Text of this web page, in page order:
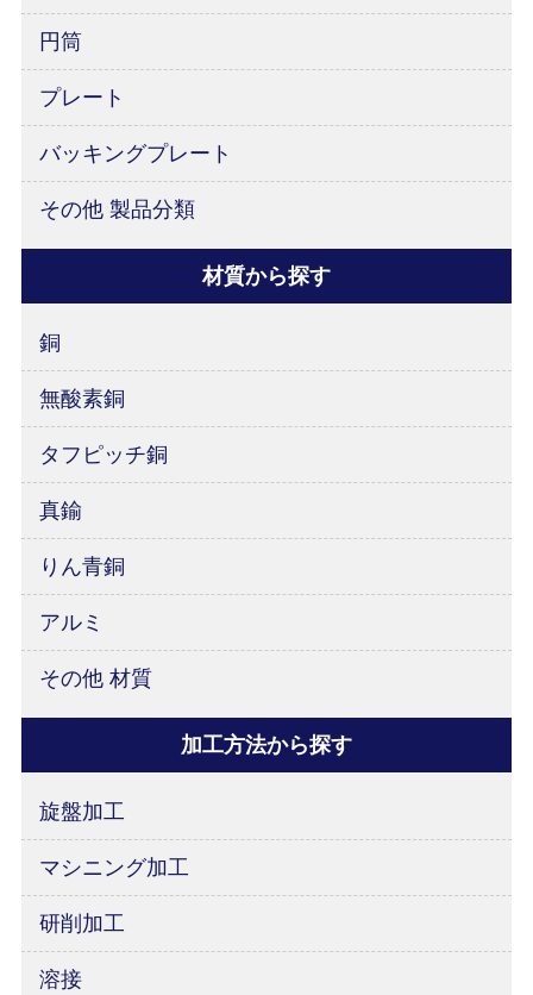
円筒
プレート
バッキングプレート
その他 製品分類
材質から探す
銅
無酸素銅
タフピッチ銅
真鍮
りん青銅
アルミ
その他 材質
加工方法から探す
旋盤加工
マシニング加工
研削加工
溶接